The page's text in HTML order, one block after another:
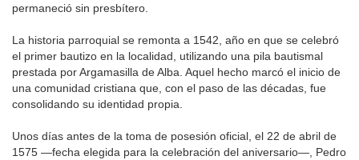
permaneció sin presbítero.
La historia parroquial se remonta a 1542, año en que se celebró
el primer bautizo en la localidad, utilizando una pila bautismal
prestada por Argamasilla de Alba. Aquel hecho marcó el inicio de
una comunidad cristiana que, con el paso de las décadas, fue
consolidando su identidad propia.
Unos días antes de la toma de posesión oficial, el 22 de abril de
1575 —fecha elegida para la celebración del aniversario—, Pedro